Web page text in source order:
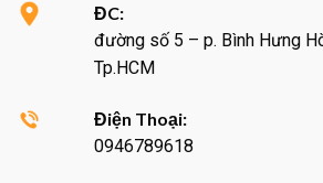
ĐC:
đường số 5 – p. Bình Hưng
Tp.HCM
Điện Thoại:
0946789618